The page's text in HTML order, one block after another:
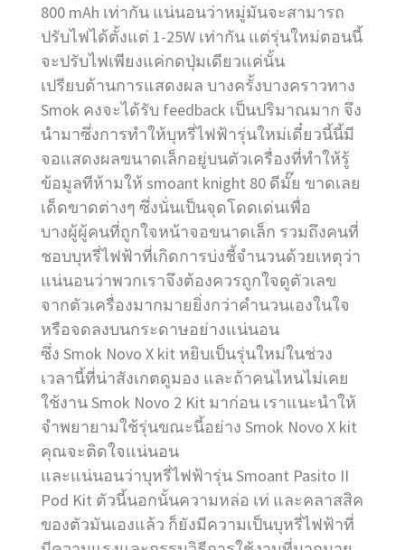
800 mAh เท่ากัน แน่นอนว่าหมู่มันจะสามารถ
ปรับไฟได้ตั้งแต่ 1-25W เท่ากัน แต่รุ่นใหม่ตอนนี้
จะปรับไฟเพียงแค่กดปุ่มเดียวแค่นั้น
เปรียบด้านการแสดงผล บางครั้งบางคราวทาง
Smok คงจะได้รับ feedback เป็นปริมาณมาก จึง
นำมาซึ่งการทำให้บุหรี่ไฟฟ้ารุ่นใหม่เดี๋ยวนี้นี้มี
จอแสดงผลขนาดเล็กอยู่บนตัวเครื่องที่ทำให้รู้
ข้อมูลทีห้ามให้ smoant knight 80 ดีมั๊ย ขาดเลย
เด็ดขาดต่างๆ ซึ่งนั่นเป็นจุดโดดเด่นเพื่อ
บางผู้ผู้คนที่ถูกใจหน้าจอขนาดเล็ก รวมถึงคนที่
ชอบบุหรี่ไฟฟ้าที่เกิดการบ่งชี้จำนวนด้วยเหตุว่า
แน่นอนว่าพวกเราจึงต้องควรถูกใจดูตัวเลข
จากตัวเครื่องมากมายยิ่งกว่าคำนวนเองในใจ
หรือจดลงบนกระดาษอย่างแน่นอน
ซึ่ง Smok Novo X kit หยิบเป็นรุ่นใหม่ในช่วง
เวลานี้ที่น่าสังเกตดูมอง และถ้าคนไหนไม่เคย
ใช้งาน Smok Novo 2 Kit มาก่อน เราแนะนำให้
จำพยายามใช้รุ่นขณะนี้อย่าง Smok Novo X kit
คุณจะติดใจแน่นอน
และแน่นอนว่าบุหรี่ไฟฟ้ารุ่น Smoant Pasito II
Pod Kit ตัวนี้นอกนั้นความหล่อ เท่ และคลาสสิค
ของตัวมันเองแล้ว ก็ยังมีความเป็นบุหรี่ไฟฟ้าที่